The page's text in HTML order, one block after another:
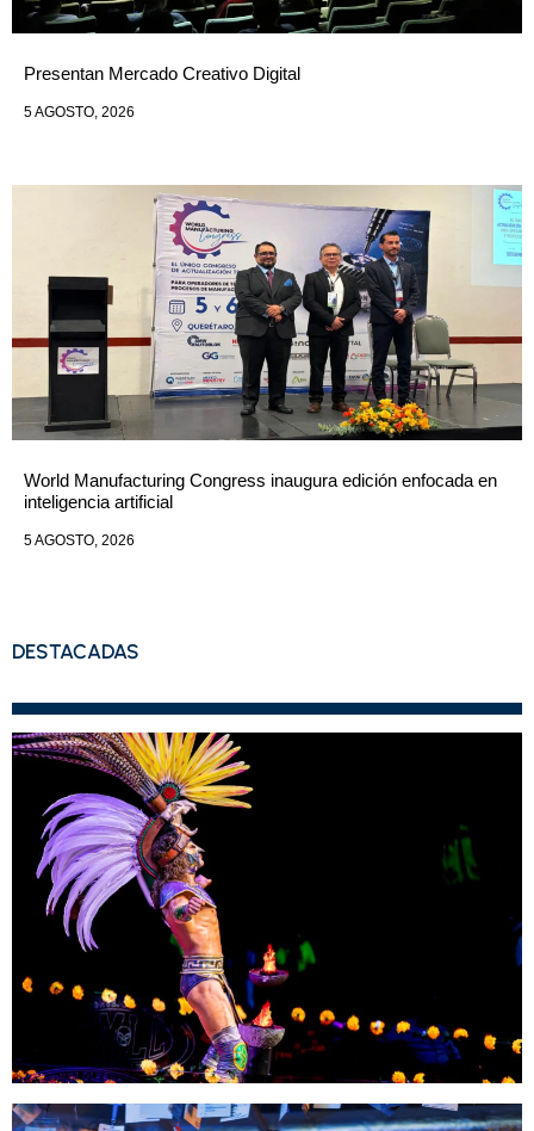
Presentan Mercado Creativo Digital
5 AGOSTO, 2026
World Manufacturing Congress inaugura edición enfocada en
inteligencia artificial
5 AGOSTO, 2026
DESTACADAS